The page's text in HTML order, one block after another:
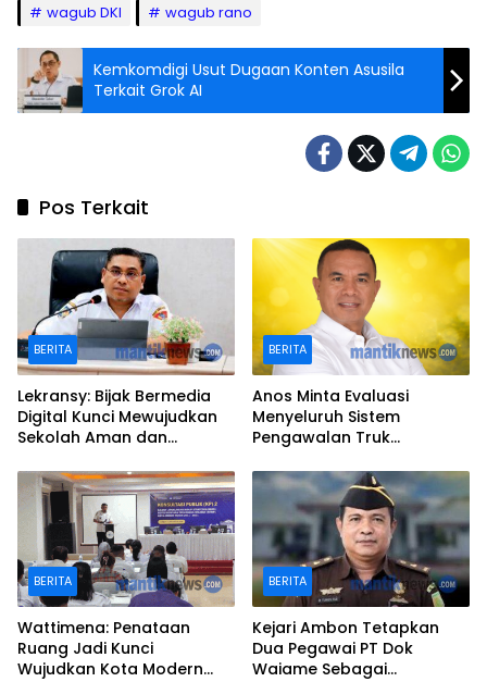
wagub DKI
wagub rano
Kemkomdigi Usut Dugaan Konten Asusila
Terkait Grok AI
Pos Terkait
BERITA
Lekransy: Bijak Bermedia
Digital Kunci Mewujudkan
Sekolah Aman dan
BERITA
Anos Minta Evaluasi
Menyeluruh Sistem
Pengawalan Truk
BERITA
Wattimena: Penataan
Ruang Jadi Kunci
Wujudkan Kota Modern
BERITA
Kejari Ambon Tetapkan
Dua Pegawai PT Dok
Waiame Sebagai